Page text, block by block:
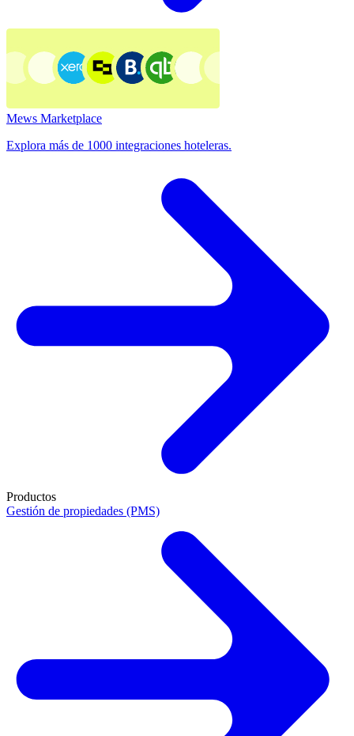
Mews Marketplace
Explora más de 1000 integraciones hoteleras.
Productos
Gestión de propiedades (PMS)